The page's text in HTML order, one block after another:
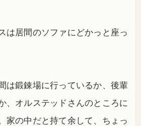
は居間のソファにどかっと座っ
は鍛錬場に行っているか、後輩
、オルステッドさんのところに
家の中だと持て余して、ちょっ